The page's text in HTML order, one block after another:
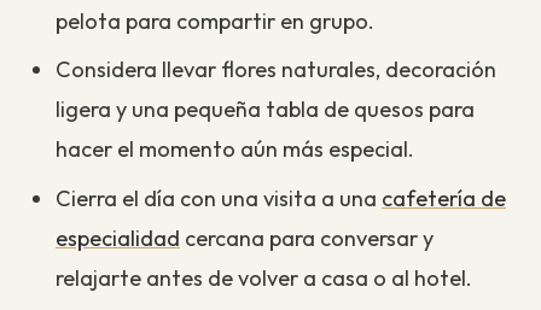
pelota para compartir en grupo.
Considera llevar flores naturales, decoración
ligera y una pequeña tabla de quesos para
hacer el momento aún más especial.
Cierra el día con una visita a una cafetería de
especialidad cercana para conversar y
relajarte antes de volver a casa o al hotel.